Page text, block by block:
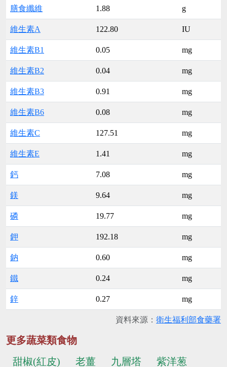
膳食纖維 1.88 g
維生素A 122.80 IU
維生素B1 0.05 mg
維生素B2 0.04 mg
維生素B3 0.91 mg
維生素B6 0.08 mg
維生素C 127.51 mg
維生素E 1.41 mg
鈣 7.08 mg
鎂 9.64 mg
磷 19.77 mg
鉀 192.18 mg
鈉 0.60 mg
鐵 0.24 mg
鋅 0.27 mg
資料來源： 衛生福利部食藥署
更多蔬菜類食物
甜椒(紅皮)
老薑 九層塔 紫洋葱